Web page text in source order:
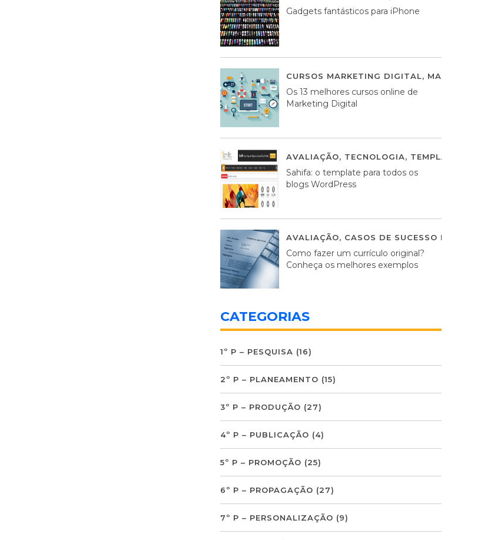
Gadgets fantásticos para iPhone
CURSOS MARKETING DIGITAL,
Os 13 melhores cursos online de
Marketing Digital
AVALIAÇÃO, TECNOLOGIA, TEMPLATES
Sahifa: o template para todos os
blogs WordPress
AVALIAÇÃO, CASOS DE SUCESSO DE
Como fazer um currículo original?
Conheça os melhores exemplos
CATEGORIAS
1º P – PESQUISA (16)
2º P – PLANEAMENTO (15)
3º P – PRODUÇÃO (27)
4º P – PUBLICAÇÃO (4)
5º P – PROMOÇÃO (25)
6º P – PROPAGAÇÃO (27)
7º P – PERSONALIZAÇÃO (9)